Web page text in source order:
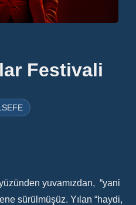
Festivali
yuvamızdan, “yani
sürülmüşüz. Yılan “haydi,